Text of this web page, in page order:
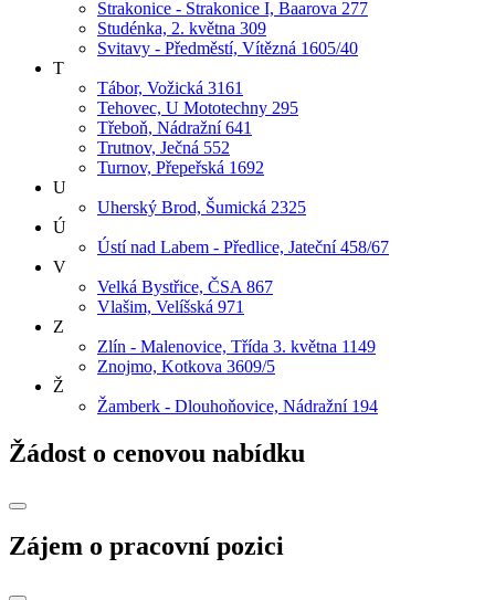
Strakonice - Strakonice I, Baarova 277
Studénka, 2. května 309
Svitavy - Předměstí, Vítězná 1605/40
T
Tábor, Vožická 3161
Tehovec, U Mototechny 295
Třeboň, Nádražní 641
Trutnov, Ječná 552
Turnov, Přepeřská 1692
U
Uherský Brod, Šumická 2325
Ú
Ústí nad Labem - Předlice, Jateční 458/67
V
Velká Bystřice, ČSA 867
Vlašim, Velíšská 971
Z
Zlín - Malenovice, Třída 3. května 1149
Znojmo, Kotkova 3609/5
Ž
Žamberk - Dlouhoňovice, Nádražní 194
Žádost o cenovou nabídku
Zájem o pracovní pozici